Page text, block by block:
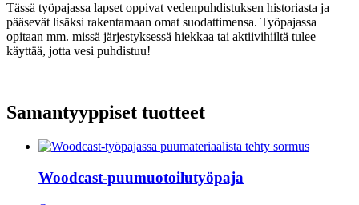
Tässä työpajassa lapset oppivat vedenpuhdistuksen historiasta ja
pääsevät lisäksi rakentamaan omat suodattimensa. Työpajassa
opitaan mm. missä järjestyksessä hiekkaa tai aktiivihiiltä tulee
käyttää, jotta vesi puhdistuu!
Samantyyppiset tuotteet
Woodcast-puumuotoilutyöpaja